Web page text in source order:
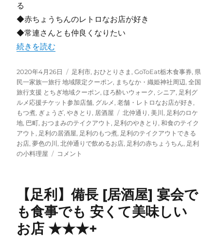
る
◆赤ちょうちんのレトロなお店が好き
◆常連さんとも仲良くなりたい
“【足利】やきとり 美川 巴町店 [居酒屋/赤ちょうちん]”
続きを読む
投
稿
日:
2020年4月26日
カ
テ
ゴ
リ
ー
足利市, おひとりさま ,GoToEat栃木食事券, 県
民一家族一旅行 地域限定クーポン, まちなか・織姫神社周辺,全国
旅行支援 とちぎ地域クーポン,ほろ酔いウォーク, シニア, 足利グ
ルメ応援チケット参加店舗, グルメ,老舗・レトロなお店が好き ,
もつ煮, ぎょうざ,やきとり , 居酒屋
タ
グ
北仲通り , 美川, 足利のロケ
地, 巴町, おつまみのテイクアウト , 足利のやきとり ,和食のテイク
アウト , 足利の居酒屋, 足利のもつ煮, 足利のテイクアウトできる
お店,夢色の川,北仲通りで飲めるお店, 足利の赤ちょうちん, 足利
の小料理屋
【足
と
り
美
川
巴
コメント
【足利】備長 [居酒屋] 宴会で
も食事でも 安くて美味しい
お店 ★★★+